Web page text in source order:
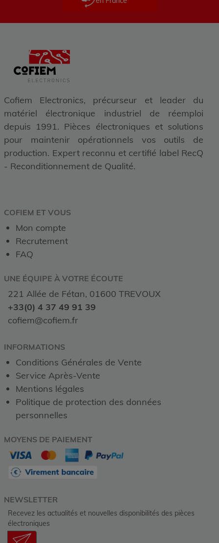
Cofiem Electronics, précurseur et leader du
matériel électronique industriel de réemploi
depuis 1991. Pièces électroniques et solutions
pour maintenir opérationnels vos outils de
production. Expert reconnu et certifié label RecQ
- Reconditionnement de Qualité.
COFIEM ET VOUS
Mon compte
Recrutement
FAQ
UNE ÉQUIPE À VOTRE ÉCOUTE
221 Allée de Fétan, 01600 TREVOUX
+33(0) 4 37 49 91 39
cofiem@cofiem.fr
INFORMATIONS
Conditions Générales de Vente
Service Après-Vente
Mentions légales
Politique de protection des données
personnelles
MOYENS DE PAIEMENT
NEWSLETTER
Recevez les actualités et nouvelles disponibilités des pièces
électroniques